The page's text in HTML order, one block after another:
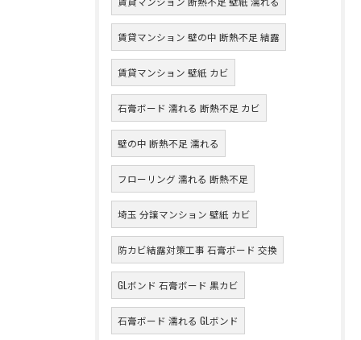
賃貸マンション 壁の中 断熱不足 結露
賃貸マンション 壁紙 カビ
石膏ボード 濡れる 断熱不足 カビ
壁の中 断熱不足 濡れる
フローリング 濡れる 断熱不足
埼玉 分譲マンション 壁紙 カビ
防カビ結露対策工事 石膏ボード 交換
GLボンド 石膏ボード 黒カビ
石膏ボード 濡れる GLボンド